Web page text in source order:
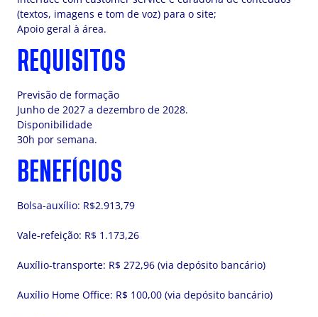
(textos, imagens e tom de voz) para o site;
Apoio geral à área.
REQUISITOS
Previsão de formação
Junho de 2027 a dezembro de 2028.
Disponibilidade
30h por semana.
BENEFÍCIOS
Bolsa-auxílio: R$2.913,79
Vale-refeição: R$ 1.173,26
Auxílio-transporte: R$ 272,96 (via depósito bancário)
Auxílio Home Office: R$ 100,00 (via depósito bancário)